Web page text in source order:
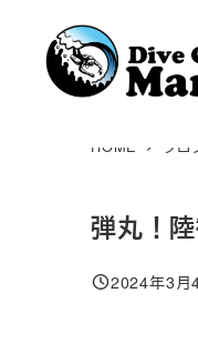
HOME ブロ
弾丸！
投稿日
2024年3月